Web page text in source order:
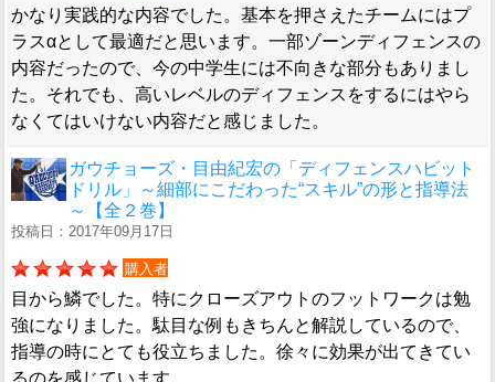
かなり実践的な内容でした。基本を押さえたチームにはプ
ラスαとして最適だと思います。一部ゾーンディフェンスの
内容だったので、今の中学生には不向きな部分もありまし
た。それでも、高いレベルのディフェンスをするにはやら
なくてはいけない内容だと感じました。
ガウチョーズ・目由紀宏の「ディフェンスハビット
ドリル」～細部にこだわった“スキル”の形と指導法
～【全２巻】
投稿日：2017年09月17日
購入者
目から鱗でした。特にクローズアウトのフットワークは勉
強になりました。駄目な例もきちんと解説しているので、
指導の時にとても役立ちました。徐々に効果が出てきてい